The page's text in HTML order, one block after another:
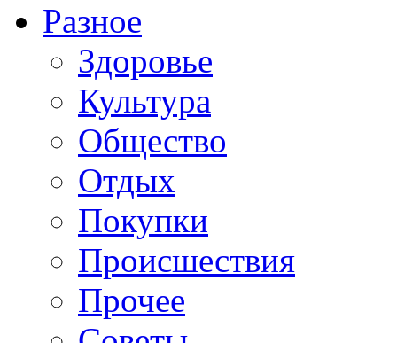
Разное
Здоровье
Культура
Общество
Отдых
Покупки
Происшествия
Прочее